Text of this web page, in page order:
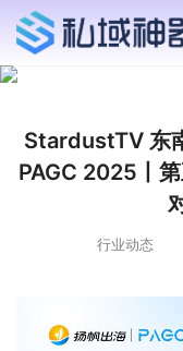
StardustTV 东
PAGC 2025丨
行业动态